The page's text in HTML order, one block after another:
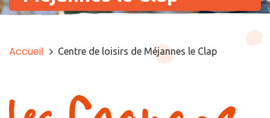
Accueil Centre de loisirs de Méjannes le Clap